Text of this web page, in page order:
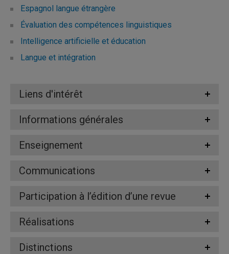
Espagnol langue étrangère
Évaluation des compétences linguistiques
Intelligence artificielle et éducation
Langue et intégration
Liens d'intérêt
Informations générales
Enseignement
Communications
Participation à l’édition d’une revue
Réalisations
Distinctions